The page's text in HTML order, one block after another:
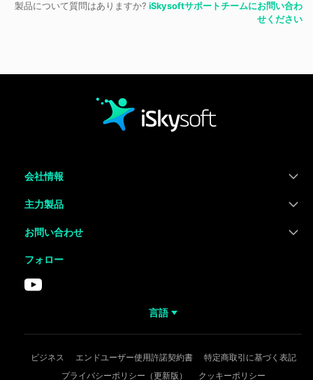
製品について質問はありますか? iSkysoftサポートチームにお問い合わ
せください
会社情報
主力製品
お問い合わせ
フォロー
言語
ビジネス エンドユーザー使用許諾契約書
特定商取引に基づく表記
プライバシーポリシー（更新版）
クッキーポリシー